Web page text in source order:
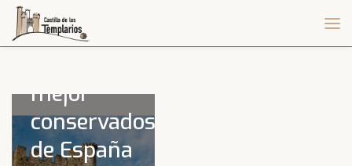
Los
mejor
conservados
de España